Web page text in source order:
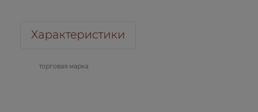
Характеристики
торговая марка